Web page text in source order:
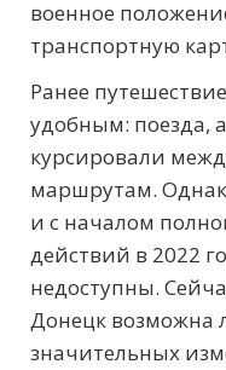
военное
транспортную
Ранее
удобным: поезда,
курсировали
маршрутам.
и с началом
действий в 2022
недоступны.
Донецк возможна
значительных